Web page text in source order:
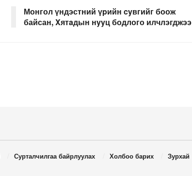
Монгол үндэстний үpийн cyвгийг боож
байсан, Xятaдын нyyц бодлого илчлэгджээ
Сурталчилгаа байрлуулах Холбоо барих Зурхай